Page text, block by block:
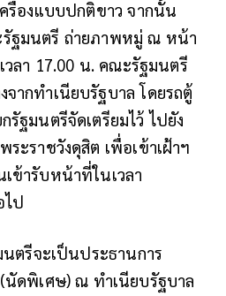
รื่องแบบปกติขาว จากนั้น
ฐมนตรี ถ่ายภาพหมู่ ณ หน้า
ลา 17.00 น. คณะรัฐมนตรี
ากทำเนียบรัฐบาล โดยรถตู้
รัฐมนตรีจัดเตรียมไว้ ไปยัง
ะราชวังดุสิต เพื่อเข้าเฝ้าฯ
ข้ารับหน้าที่ในเวลา
ไป
นตรีจะเป็นประธานการ
ดพิเศษ) ณ ทำเนียบรัฐบาล